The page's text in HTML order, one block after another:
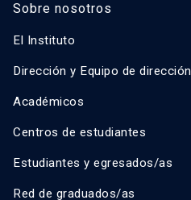
Sobre nosotros
El Instituto
Dirección y Equipo de dirección
Académicos
Centros de estudiantes
Estudiantes y egresados/as
Red de graduados/as